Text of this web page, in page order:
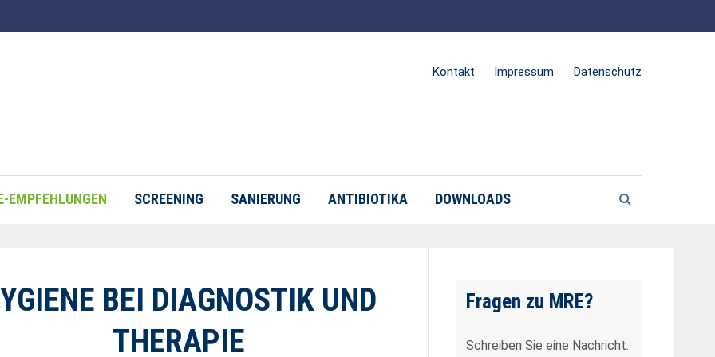
EMPFEHLUNGEN SCREENING SANIERUNG ANTIBIOTIKA DOWNLOADS
Kontakt Impressum Datenschutz
BEI DIAGNOSTIK UND
THERAPIE
Fragen zu MRE?
Schreiben Sie eine Nachricht.